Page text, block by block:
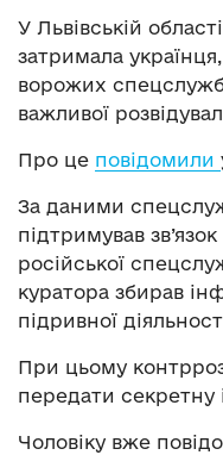
У Львівській
затримала
ворожих
важливої
Про це повідомили
За даними
підтримував
російської
куратора збирав
підривної
При цьому
передати секретну
Чоловіку вже